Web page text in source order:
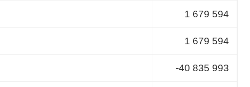
1 679 594
1 679 594
-40 835 993